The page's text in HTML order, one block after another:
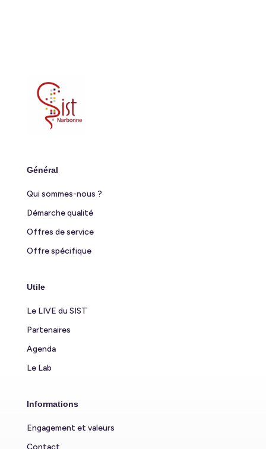
Général
Qui sommes-nous ?
Démarche qualité
Offres de service
Offre spécifique
Utile
Le LIVE du SIST
Partenaires
Agenda
Le Lab
Informations
Engagement et valeurs
Contact